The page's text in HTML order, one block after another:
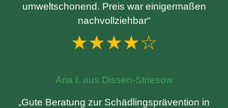
umweltschonend. Preis war einigermaßen
nachvollziehbar“
★★★★☆
Aria I. aus Dissen-Striesow
„Gute Beratung zur Schädlingsprävention in